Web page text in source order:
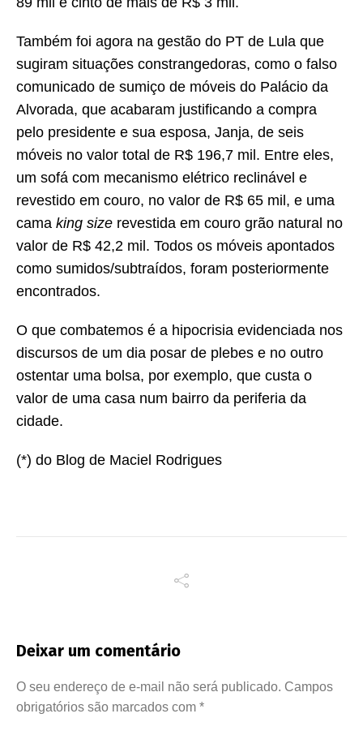
Também foi agora na gestão do PT de Lula que
sugiram situações constrangedoras, como o falso
comunicado de sumiço de móveis do Palácio da
Alvorada, que acabaram justificando a compra
pelo presidente e sua esposa, Janja, de seis
móveis no valor total de R$ 196,7 mil. Entre eles,
um sofá com mecanismo elétrico reclinável e
revestido em couro, no valor de R$ 65 mil, e uma
cama king size revestida em couro grão natural no
valor de R$ 42,2 mil. Todos os móveis apontados
como sumidos/subtraídos, foram posteriormente
encontrados.
O que combatemos é a hipocrisia evidenciada nos
discursos de um dia posar de plebes e no outro
ostentar uma bolsa, por exemplo, que custa o
valor de uma casa num bairro da periferia da
cidade.
(*) do Blog de Maciel Rodrigues
Deixar um comentário
O seu endereço de e-mail não será publicado. Campos
obrigatórios são marcados com *